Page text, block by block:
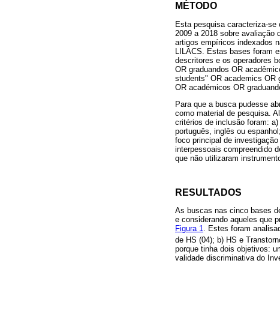
MÉTODO
Esta pesquisa caracteriza-
2009 a 2018 sobre avaliação
artigos empíricos indexados
LILACS. Estas bases foram
descritores e os operadores
OR graduandos OR
students" OR academics OR
OR académicos OR
Para que a busca pudesse
como material de pesquisa.
critérios de inclusão foram:
português, inglês ou
foco principal de
interpessoais compreendido
que não utilizaram
RESULTADOS
As buscas nas cinco bases
e considerando aqueles que
Figura 1. Estes foram
de HS (04); b) HS e
porque tinha dois objetivos:
validade discriminativa do